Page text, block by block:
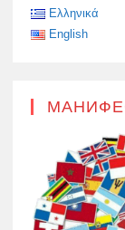
Ελληνικά
English